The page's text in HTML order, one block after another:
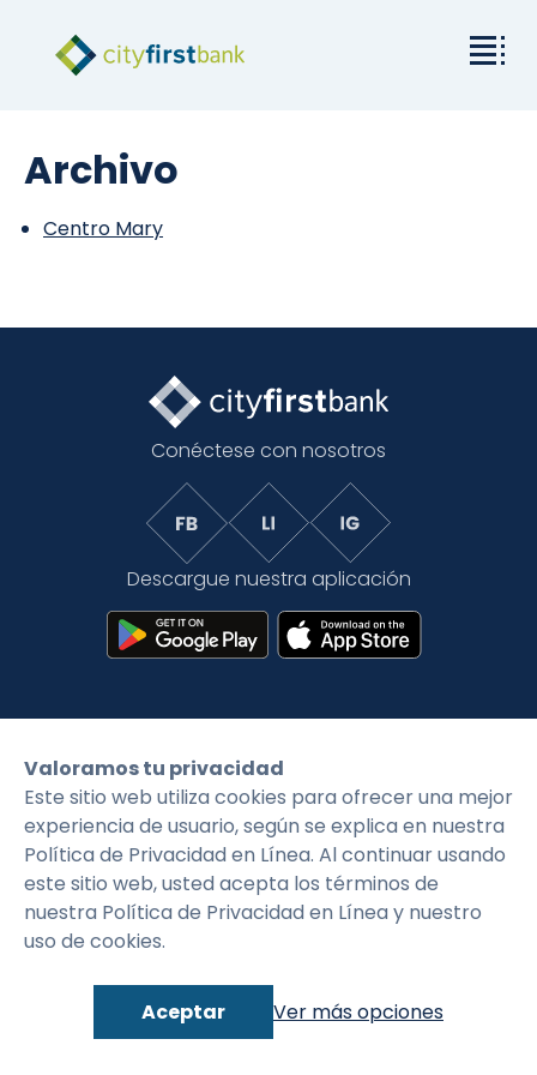
Tarifas y recursos
Relaciones con los inversores
Language Inicio de sesión
Archivo
Centro Mary
Conéctese con nosotros
Descargue nuestra aplicación
reservados.
Política de privacidad Condiciones generales
Valoramos tu privacidad
Este sitio web utiliza cookies para ofrecer una mejor
experiencia de usuario, según se explica en nuestra
Política de Privacidad en Línea. Al continuar usando
este sitio web, usted acepta los términos de
nuestra Política de Privacidad en Línea y nuestro
uso de cookies.
Aceptar Ver más opciones